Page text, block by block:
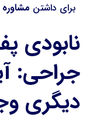
برای داشتن مشاوره
نابودی
جراحی:
دیگری